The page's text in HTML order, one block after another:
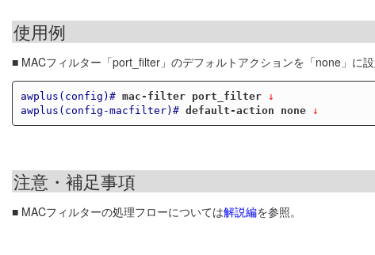
使用例
■ MACフィルター「port_filter」のデフォルトアクションを「none」に設
awplus(config)# mac-filter port_filter ↓
awplus(config-macfilter)# default-action none ↓
注意・補足事項
■ MACフィルターの処理フローについては解説編を参照。